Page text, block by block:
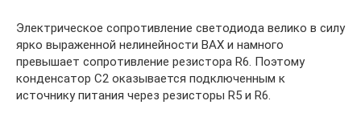
Электрическое сопротивление светодиода велико в силу
ярко выраженной нелинейности ВАХ и намного
превышает сопротивление резистора R6. Поэтому
конденсатор С2 оказывается подключенным к
источнику питания через резисторы R5 и R6.